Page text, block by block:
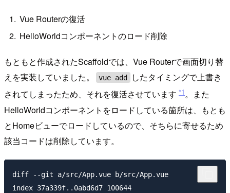
Vue Routerの復活
HelloWorldコンポーネントのロード削除
もともと作成されたScaffoldでは、Vue Routerで画面切り替
えを実装していました。
vue add
したタイミングで上書き
されてしまったため、それを復活させています *1。また
HelloWorldコンポーネントをロードしている箇所は、もとも
とHomeビューでロードしているので、そちらに寄せるため
該当コードは削除しています。
diff --git a/src/App.vue b/src/App.vue
index 37a339f..0abd6d7 100644